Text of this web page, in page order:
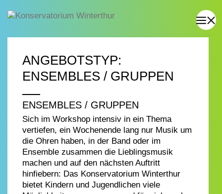
ANGEBOTSTYP:
ENSEMBLES / GRUPPEN
ENSEMBLES / GRUPPEN
Sich im Workshop intensiv in ein Thema
vertiefen, ein Wochenende lang nur Musik um
die Ohren haben, in der Band oder im
Ensemble zusammen die Lieblingsmusik
machen und auf den nächsten Auftritt
hinfiebern: Das Konservatorium Winterthur
bietet Kindern und Jugendlichen viele